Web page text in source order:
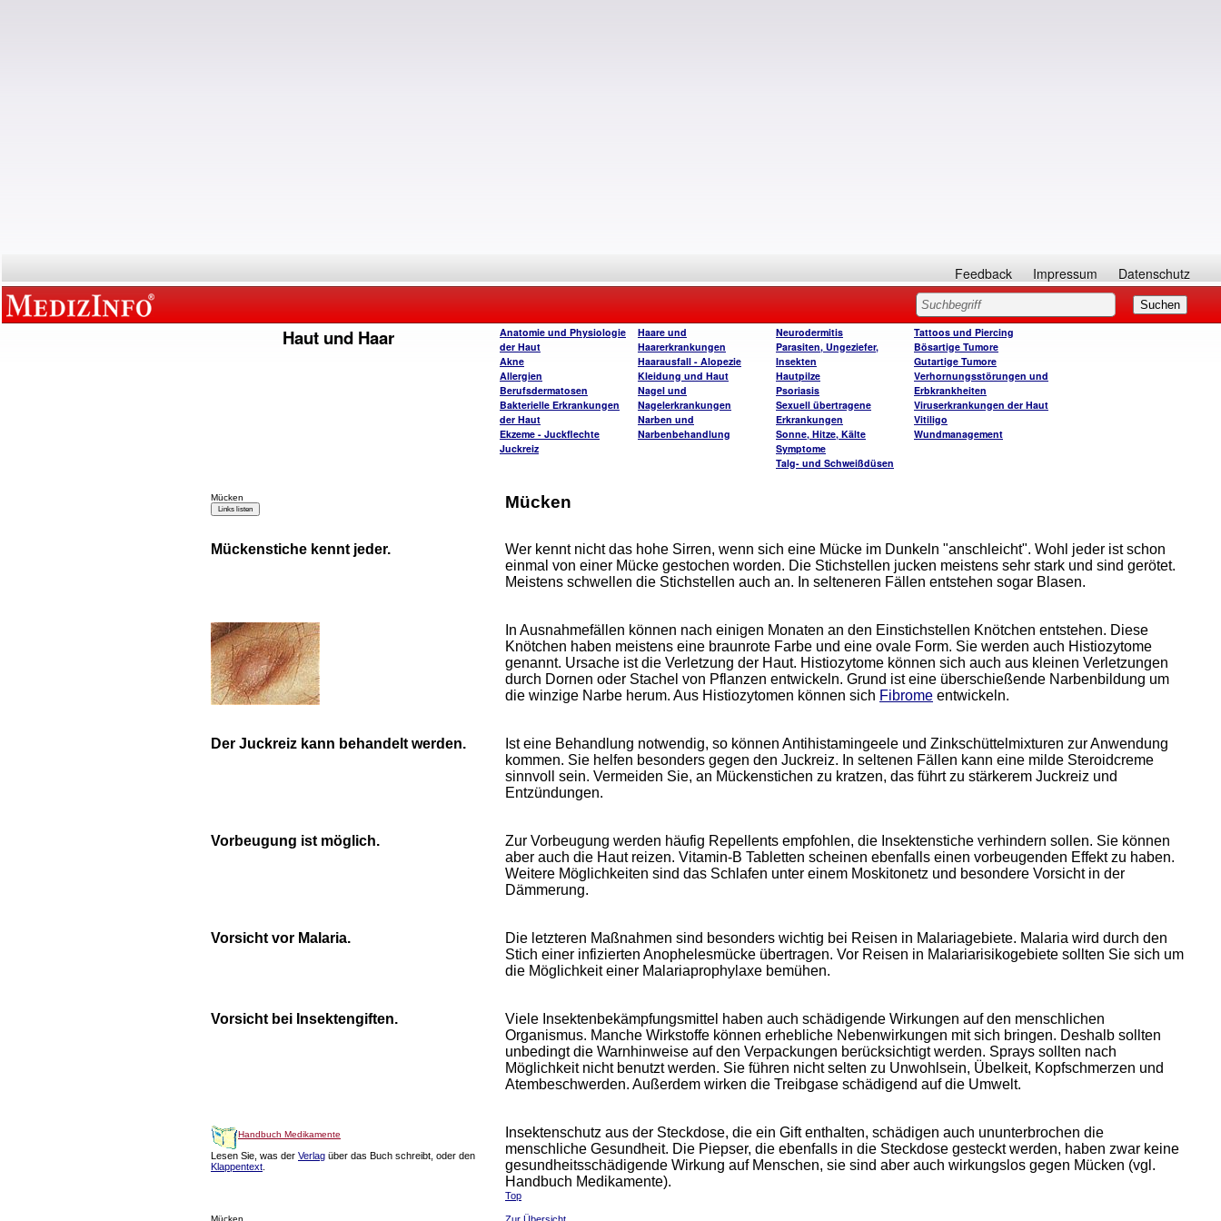
Feedback Impressum Datenschutz
Haut und Haar
Anatomie und Physiologie
der Haut
Akne
Allergien
Berufsdermatosen
Bakterielle Erkrankungen
der Haut
Ekzeme - Juckflechte
Juckreiz
Haare und
Haarerkrankungen
Haarausfall - Alopezie
Kleidung und Haut
Nagel und
Nagelerkrankungen
Narben und
Narbenbehandlung
Neurodermitis
Parasiten, Ungeziefer,
Insekten
Hautpilze
Psoriasis
Sexuell übertragene
Erkrankungen
Sonne, Hitze, Kälte
Symptome
Talg- und Schweißdüsen
Tattoos und Piercing
Bösartige Tumore
Gutartige Tumore
Verhornungsstörungen und
Erbkrankheiten
Viruserkrankungen der Haut
Vitiligo
Wundmanagement
Mücken Mücken
Mückenstiche kennt jeder.
Wer kennt nicht das hohe Sirren, wenn sich eine Mücke im Dunkeln "anschleicht". Wohl jeder ist schon
einmal von einer Mücke gestochen worden. Die Stichstellen jucken meistens sehr stark und sind gerötet.
Meistens schwellen die Stichstellen auch an. In selteneren Fällen entstehen sogar Blasen.
In Ausnahmefällen können nach einigen Monaten an den Einstichstellen Knötchen entstehen. Diese
Knötchen haben meistens eine braunrote Farbe und eine ovale Form. Sie werden auch Histiozytome
genannt. Ursache ist die Verletzung der Haut. Histiozytome können sich auch aus kleinen Verletzungen
durch Dornen oder Stachel von Pflanzen entwickeln. Grund ist eine überschießende Narbenbildung um
die winzige Narbe herum. Aus Histiozytomen können sich Fibrome entwickeln.
Der Juckreiz kann behandelt werden.
Ist eine Behandlung notwendig, so können Antihistamingeele und Zinkschüttelmixturen zur Anwendung
kommen. Sie helfen besonders gegen den Juckreiz. In seltenen Fällen kann eine milde Steroidcreme
sinnvoll sein. Vermeiden Sie, an Mückenstichen zu kratzen, das führt zu stärkerem Juckreiz und
Entzündungen.
Vorbeugung ist möglich.
Zur Vorbeugung werden häufig Repellents empfohlen, die Insektenstiche verhindern sollen. Sie können
aber auch die Haut reizen. Vitamin-B Tabletten scheinen ebenfalls einen vorbeugenden Effekt zu haben.
Weitere Möglichkeiten sind das Schlafen unter einem Moskitonetz und besondere Vorsicht in der
Dämmerung.
Vorsicht vor Malaria.
Die letzteren Maßnahmen sind besonders wichtig bei Reisen in Malariagebiete. Malaria wird durch den
Stich einer infizierten Anophelesmücke übertragen. Vor Reisen in Malariarisikogebiete sollten Sie sich um
die Möglichkeit einer Malariaprophylaxe bemühen.
Vorsicht bei Insektengiften.
Viele Insektenbekämpfungsmittel haben auch schädigende Wirkungen auf den menschlichen
Organismus. Manche Wirkstoffe können erhebliche Nebenwirkungen mit sich bringen. Deshalb sollten
unbedingt die Warnhinweise auf den Verpackungen berücksichtigt werden. Sprays sollten nach
Möglichkeit nicht benutzt werden. Sie führen nicht selten zu Unwohlsein, Übelkeit, Kopfschmerzen und
Atembeschwerden. Außerdem wirken die Treibgase schädigend auf die Umwelt.
Handbuch Medikamente
Lesen Sie, was der Verlag über das Buch schreibt, oder den
Klappentext
Insektenschutz aus der Steckdose, die ein Gift enthalten, schädigen auch ununterbrochen die
menschliche Gesundheit. Die Piepser, die ebenfalls in die Steckdose gesteckt werden, haben zwar keine
gesundheitsschädigende Wirkung auf Menschen, sie sind aber auch wirkungslos gegen Mücken (vgl.
Handbuch Medikamente).
Top
Mücken